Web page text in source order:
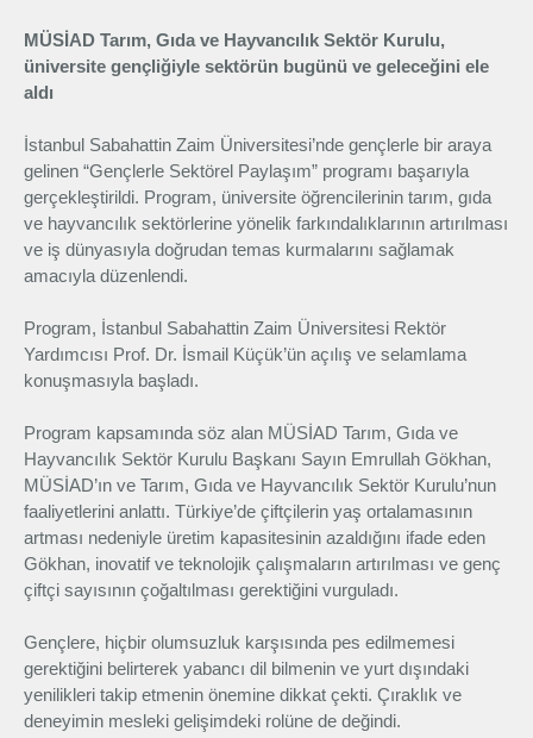
Üyelik
İletişim Hakkımızda Galeri
MÜSİAD Tarım, Gıda ve Hayvancılık Sektör Kurulu,
üniversite gençliğiyle sektörün bugünü ve geleceğini ele
aldı
İstanbul Sabahattin Zaim Üniversitesi’nde gençlerle bir araya
gelinen “Gençlerle Sektörel Paylaşım” programı başarıyla
gerçekleştirildi. Program, üniversite öğrencilerinin tarım, gıda
ve hayvancılık sektörlerine yönelik farkındalıklarının artırılması
ve iş dünyasıyla doğrudan temas kurmalarını sağlamak
amacıyla düzenlendi.
Program, İstanbul Sabahattin Zaim Üniversitesi Rektör
Yardımcısı Prof. Dr. İsmail Küçük’ün açılış ve selamlama
konuşmasıyla başladı.
Program kapsamında söz alan MÜSİAD Tarım, Gıda ve
Hayvancılık Sektör Kurulu Başkanı Sayın Emrullah Gökhan,
MÜSİAD’ın ve Tarım, Gıda ve Hayvancılık Sektör Kurulu’nun
faaliyetlerini anlattı. Türkiye’de çiftçilerin yaş ortalamasının
artması nedeniyle üretim kapasitesinin azaldığını ifade eden
Gökhan, inovatif ve teknolojik çalışmaların artırılması ve genç
çiftçi sayısının çoğaltılması gerektiğini vurguladı.
Gençlere, hiçbir olumsuzluk karşısında pes edilmemesi
gerektiğini belirterek yabancı dil bilmenin ve yurt dışındaki
yenilikleri takip etmenin önemine dikkat çekti. Çıraklık ve
deneyimin mesleki gelişimdeki rolüne de değindi.